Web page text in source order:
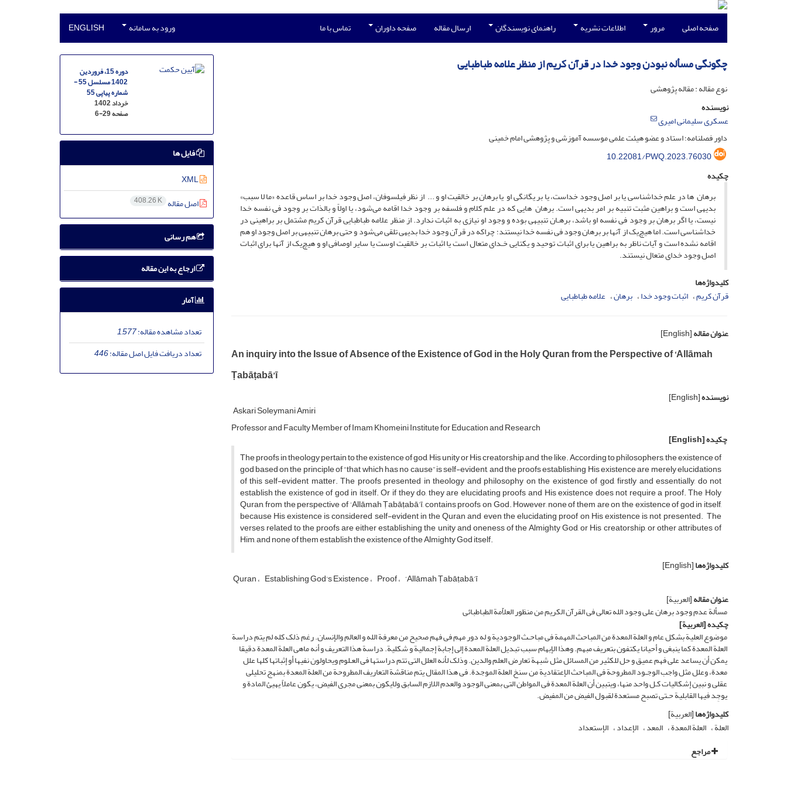
صفحه اصلی مرور اطلاعات نشریه راهنمای نویسندگان ارسال مقاله صفحه داوران تماس با ما ورود به سامانه ENGLISH
چگونگی مسأله نبودن وجود خدا در قرآن کریم از منظر علامه طباطبایی
نوع مقاله : مقاله پژوهشی
نویسنده
عسکری سلیمانی امیری
داور فصلنامه؛ استاد و عضو هیئت علمی موسسه آموزشی و پژوهشی امام خمینی
10.22081/PWQ.2023.76030
چکیده
برهان ها در علم خداشناسی یا بر اصل وجود خداست، یا بر یگانگی او یا برهان بر خالقیت او و ... از نظر فیلسوفان، اصل وجود خدا بر اساس قاعده «ما لا سبب»
بدیهی است و براهین مثبت تنبیه بر امر بدیهی است. برهان هایی که در علم کلام و فلسفه بر وجود خدا اقامه می‌شود، یا اولاً و بالذات بر وجود فی نفسه خدا
نیست، یا اگر برهان بر وجود فی نفسه او باشد، برهـان تنبیهی بوده و وجود او نیازی به اثبات ندارد. از منظر علامه طباطبایی قرآن کریم مشتمل بر براهینی در
خداشناسی است. اما هیچ‌یک از آنها بر برهان وجود فی نفسه خدا نیستند؛ چراکه در قرآن وجود خدا بدیهی تلقی می‌شود و حتی برهان تنبیهی بر اصل وجود او هم
اقامه نشده است و آیات ناظر به براهین یا برای اثبات توحید و یکتایی خـدای متعال است یا اثبات بر خالقیت اوست یا سایر اوصافی او و هیچ‌یک از آنها برای اثبات
اصل وجود خدای متعال نیستند.
کلیدواژه‌ها
قرآن کریم اثبات وجود خدا برهان علامه طباطبایی
عنوان مقاله[English]
An inquiry into the Issue of Absence of the Existence of God in the Holy Quran from the Perspective of ‘Allāmah
Ṭabāṭabā’ī
نویسنده[English]
Askari Soleymani Amiri
Professor and Faculty Member of Imam Khomeini Institute for Education and Research
چکیده[English]
The proofs in theology pertain to the existence of god, His unity or His creatorship and the like. According to philosophers, the existence of
god based on the principle of “that which has no cause” is self-evident, and the proofs establishing His existence are merely elucidations
of this self-evident matter. The proofs presented in theology and philosophy on the existence of god, firstly and essentially, do not
establish the existence of god in itself. Or if they do, they are elucidating proofs and His existence does not require a proof. The Holy
Quran, from the perspective of ‘Allāmah Ṭabāṭabā’ī, contains proofs on God. However, none of them are on the existence of god in itself,
because His existence is considered self-evident in the Quran and even the elucidating proof on His existence is not presented. The
verses related to the proofs are either establishing the unity and oneness of the Almighty God, or His creatorship, or other attributes of
Him, and none of them establish the existence of the Almighty God itself.
کلیدواژه‌ها[English]
Quran Establishing God's Existence Proof ‘Allāmah Ṭabāṭabā’ī
عنوان مقاله[العربیة]
مسألة عدم وجود برهان على وجود الله تعالى فی القرآن الکریم من منظور العلاّمة الطباطبائی
چکیده[العربیة]
موضوع العلیة بشکل عام و العلة المعدة من المباحث المهمة فی مباحـث الوجودیة و له دور مهم فی فهم صحیح من معرفة الله و العالم والإنسان. رغم ذلک کله لم یتم دراسة
العلة المعدة کما ینبغی و أحیانا یکتفون بتعریف مبهم. وهذا الإبهام سبب تبدیل العلة المعدة إلى إجابة إجمالیة و شکلیة. دراسة هذا التعریف و أنه ماهی العلة المعدة دقیقا
یمکن أن یساعد على فهم عمیق و حل للکثیر من المسائل مثل شبهة تعارض العلم والدین. وذلک لأنه العلل التی تتم دراستها فی العـلوم ویحاولون نفیها أو إثباتها کلها علل
معدة، وعلل مثل واجب الوجـود المطروحة فی المباحث الإعتقادیة من سنخ العلة الموجدة. فی هذا المقال یتم مناقشة التعاریف المطروحة من العلة المعدة بمنهج تحلیلی
عقلی و نبین إشکالیات کـل واحد منها، ویتبین أن العلة المعدة فی المواطن التی بمعنى الوجود والعدم اللازم السابق ولایکون بمعنى مجرى الفیض، یکون عاملاً یهیئ المادة و
یوجِد فیها القابلیة حـتی تصبح مستعدة لقبول الفیض من المفیض.
کلیدواژه‌ها[العربیة]
العلة العلة المعدة المعد الإعداد الإستعداد
مراجع
دوره 15، فروردین
1402 مسلسل 55 -
شماره پیاپی 55
خرداد 1402
صفحه6-29
فایل ها
XML
اصل مقاله 408.26 K
هم رسانی
ارجاع به این مقاله
آمار
تعداد مشاهده مقاله:1,577
تعداد دریافت فایل اصل مقاله:446